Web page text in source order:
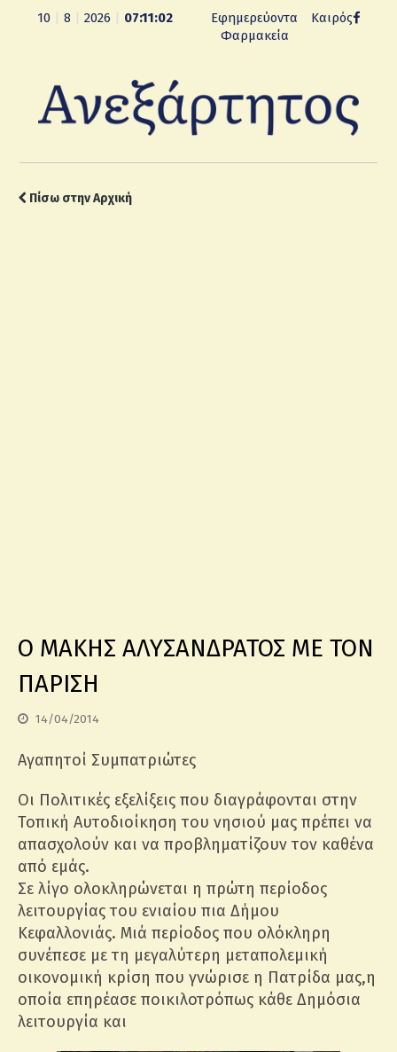
10 8 2026 07:11:03
Εφημερεύοντα
Φαρμακεία
Καιρός
Πίσω στην Αρχική
Ο ΜΑΚΗΣ ΑΛΥΣΑΝΔΡΑΤΟΣ ΜΕ ΤΟΝ
ΠΑΡΙΣΗ
14/04/2014
Αγαπητοί Συμπατριώτες
Οι Πολιτικές εξελίξεις που διαγράφονται στην
Τοπική Αυτοδιοίκηση του νησιού μας πρέπει να
απασχολούν και να προβληματίζουν τον καθένα
από εμάς.
Σε λίγο ολοκληρώνεται η πρώτη περίοδος
λειτουργίας του ενιαίου πια Δήμου
Κεφαλλονιάς. Μιά περίοδος που ολόκληρη
συνέπεσε με τη μεγαλύτερη μεταπολεμική
οικονομική κρίση που γνώρισε η Πατρίδα μας,η
οποία επηρέασε ποικιλοτρόπως κάθε Δημόσια
λειτουργία και